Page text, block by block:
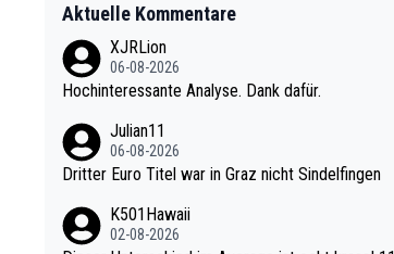
Aktuelle Kommentare
XJRLion
06-08-2026
Hochinteressante Analyse. Dank dafür.
Julian11
06-08-2026
Dritter Euro Titel war in Graz nicht Sindelfingen
K501Hawaii
02-08-2026